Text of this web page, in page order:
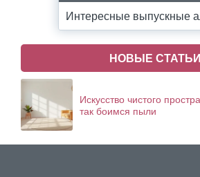
Интересные выпускные
НОВЫЕ СТАТЬИ
Искусство чистого
так боимся пыли